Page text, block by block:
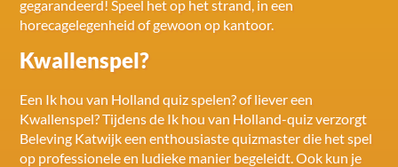
gegarandeerd! Speel het op het strand, in een
horecagelegenheid of gewoon op kantoor.
Kwallenspel?
Een Ik hou van Holland quiz spelen? of liever een
Kwallenspel? Tijdens de Ik hou van Holland-quiz verzorgt
Beleving Katwijk een enthousiaste quizmaster die het spel
op professionele en ludieke manier begeleidt. Ook kun je